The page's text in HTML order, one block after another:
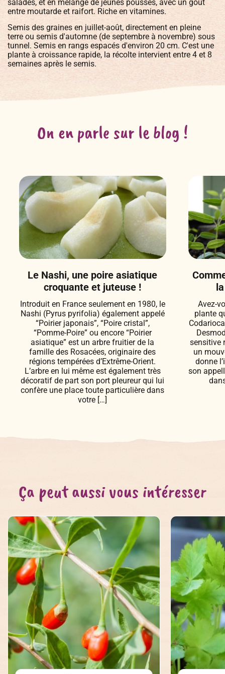
salades, et en mélange de jeunes pousses, avec un goût
entre moutarde et raifort. Riche en vitamines.
Semis des graines en juillet-août, directement en pleine
terre ou semis d'automne (de septembre à novembre) sous
tunnel. Semis en rangs espacés d'environ 20 cm. C'est une
plante à croissance rapide, la récolte intervient entre 4 et 8
semaines après le semis.
On en parle sur le blog !
Le Nashi, une poire asiatique
croquante et juteuse !
Introduit en France seulement en 1980, le
Nashi (Pyrus pyrifolia) également appelé
“Poirier japonais”, “Poire cristal”,
“Pomme-Poire” ou encore “Poirier
asiatique” est un arbre fruitier de la
famille des Rosacées, originaire des
régions tempérées d’Extrême-Orient.
L’arbre en lui même est également très
décoratif de part son port pleureur qui lui
confère une place toute particulière dans
votre […]
Avez-
plante
sensitive
un
donne
son
Ça peut aussi vous intéresser